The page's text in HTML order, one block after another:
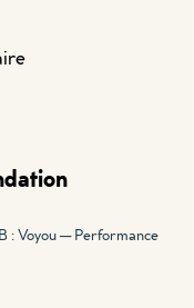
Voyou — Performance